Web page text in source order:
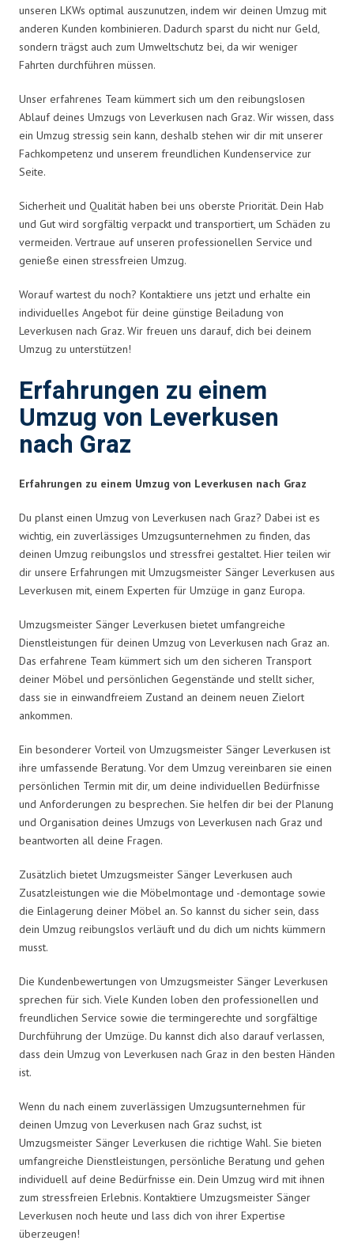
unseren LKWs optimal auszunutzen, indem wir deinen Umzug mit
anderen Kunden kombinieren. Dadurch sparst du nicht nur Geld,
sondern trägst auch zum Umweltschutz bei, da wir weniger
Fahrten durchführen müssen.
Unser erfahrenes Team kümmert sich um den reibungslosen
Ablauf deines Umzugs von Leverkusen nach Graz. Wir wissen, dass
ein Umzug stressig sein kann, deshalb stehen wir dir mit unserer
Fachkompetenz und unserem freundlichen Kundenservice zur
Seite.
Sicherheit und Qualität haben bei uns oberste Priorität. Dein Hab
und Gut wird sorgfältig verpackt und transportiert, um Schäden zu
vermeiden. Vertraue auf unseren professionellen Service und
genieße einen stressfreien Umzug.
Worauf wartest du noch? Kontaktiere uns jetzt und erhalte ein
individuelles Angebot für deine günstige Beiladung von
Leverkusen nach Graz. Wir freuen uns darauf, dich bei deinem
Umzug zu unterstützen!
Erfahrungen zu einem
Umzug von Leverkusen
nach Graz
Erfahrungen zu einem Umzug von Leverkusen nach Graz
Du planst einen Umzug von Leverkusen nach Graz? Dabei ist es
wichtig, ein zuverlässiges Umzugsunternehmen zu finden, das
deinen Umzug reibungslos und stressfrei gestaltet. Hier teilen wir
dir unsere Erfahrungen mit Umzugsmeister Sänger Leverkusen aus
Leverkusen mit, einem Experten für Umzüge in ganz Europa.
Umzugsmeister Sänger Leverkusen bietet umfangreiche
Dienstleistungen für deinen Umzug von Leverkusen nach Graz an.
Das erfahrene Team kümmert sich um den sicheren Transport
deiner Möbel und persönlichen Gegenstände und stellt sicher,
dass sie in einwandfreiem Zustand an deinem neuen Zielort
ankommen.
Ein besonderer Vorteil von Umzugsmeister Sänger Leverkusen ist
ihre umfassende Beratung. Vor dem Umzug vereinbaren sie einen
persönlichen Termin mit dir, um deine individuellen Bedürfnisse
und Anforderungen zu besprechen. Sie helfen dir bei der Planung
und Organisation deines Umzugs von Leverkusen nach Graz und
beantworten all deine Fragen.
Zusätzlich bietet Umzugsmeister Sänger Leverkusen auch
Zusatzleistungen wie die Möbelmontage und -demontage sowie
die Einlagerung deiner Möbel an. So kannst du sicher sein, dass
dein Umzug reibungslos verläuft und du dich um nichts kümmern
musst.
Die Kundenbewertungen von Umzugsmeister Sänger Leverkusen
sprechen für sich. Viele Kunden loben den professionellen und
freundlichen Service sowie die termingerechte und sorgfältige
Durchführung der Umzüge. Du kannst dich also darauf verlassen,
dass dein Umzug von Leverkusen nach Graz in den besten Händen
ist.
Wenn du nach einem zuverlässigen Umzugsunternehmen für
deinen Umzug von Leverkusen nach Graz suchst, ist
Umzugsmeister Sänger Leverkusen die richtige Wahl. Sie bieten
umfangreiche Dienstleistungen, persönliche Beratung und gehen
individuell auf deine Bedürfnisse ein. Dein Umzug wird mit ihnen
zum stressfreien Erlebnis. Kontaktiere Umzugsmeister Sänger
Leverkusen noch heute und lass dich von ihrer Expertise
überzeugen!